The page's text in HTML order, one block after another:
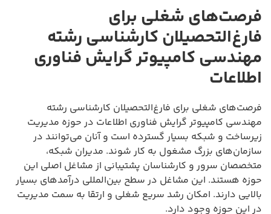
فرصت‌های شغلی برای
فارغ‌التحصیلان کارشناسی رشته
مهندسی کامپیوتر گرایش فناوری
اطلاعات
فرصت‌های شغلی برای فارغ‌التحصیلان کارشناسی رشته
مهندسی کامپیوتر گرایش فناوری اطلاعات در حوزه مدیریت
زیرساخت و شبکه بسیار گسترده است و آنان می‌توانند در
سازمان‌های بزرگ مشغول به کار شوند. مدیران شبکه،
متخصصان سرور و کارشناسان پشتیبانی از مشاغل اصلی این
حوزه هستند. این مشاغل در سطح بین‌المللی درآمدهای بسیار
بالایی دارند. امکان رشد سریع شغلی و ارتقا به سمت مدیریت
در این حوزه وجود دارد.